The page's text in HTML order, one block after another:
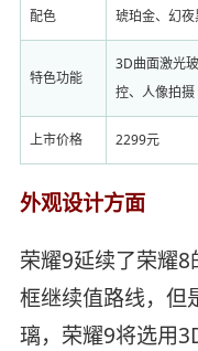
配色 琥珀金、幻
特色功能
3D曲面激光
控、人像拍摄
上市价格 2299元
外观设计方面
荣耀9延续了荣耀
框继续值路线，但
璃，荣耀9将选用